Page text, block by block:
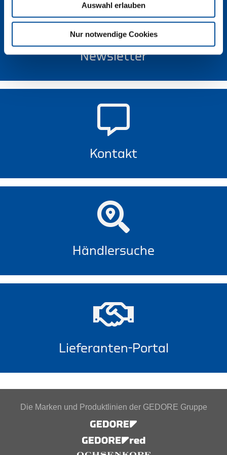
Auswahl erlauben
Nur notwendige Cookies
Newsletter
Kontakt
Händlersuche
Lieferanten-Portal
Die Marken und Produktlinien der GEDORE Gruppe